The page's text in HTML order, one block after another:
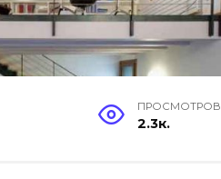
ПРОСМОТРОВ
2.3к.